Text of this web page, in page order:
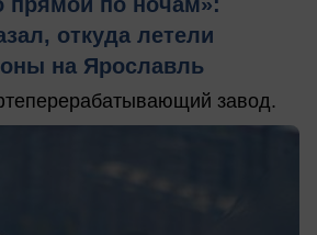
откуда летели
на Ярославль
завод.